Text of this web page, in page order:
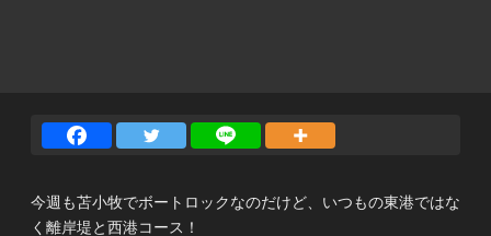
今週も苫小牧でボートロックなのだけど、いつもの東港ではな
く離岸堤と西港コース！